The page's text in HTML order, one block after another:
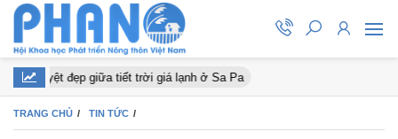
nở tuyệt đẹp giữa tiết trời giá lạnh ở Sa Pa
TRANG CHỦ TIN TỨC